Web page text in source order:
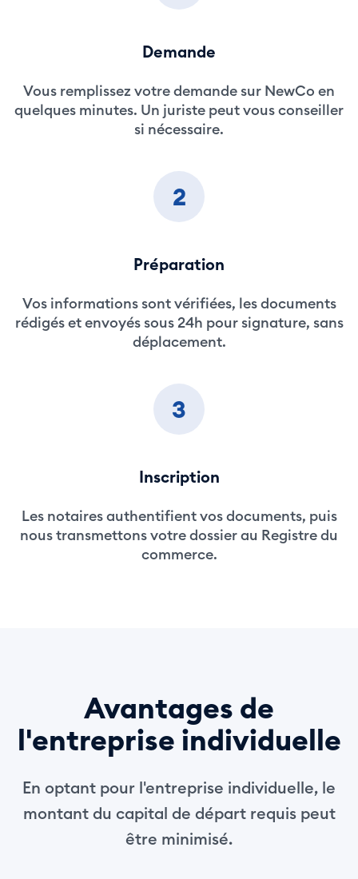
Demande
Vous remplissez votre demande sur NewCo en
quelques minutes. Un juriste peut vous conseiller
si nécessaire.
2
Préparation
Vos informations sont vérifiées, les documents
rédigés et envoyés sous 24h pour signature, sans
déplacement.
3
Inscription
Les notaires authentifient vos documents, puis
nous transmettons votre dossier au Registre du
commerce.
Avantages de
l'entreprise individuelle
En optant pour l'entreprise individuelle, le
montant du capital de départ requis peut
être minimisé.